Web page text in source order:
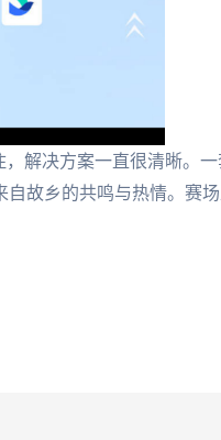
解决方案一直很清晰。一
自故乡的共鸣与热情。赛